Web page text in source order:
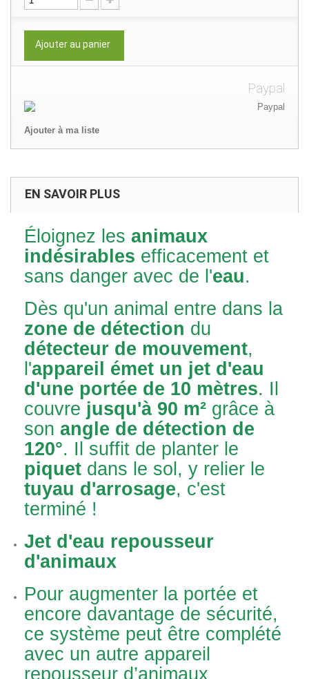
Ajouter au panier
Paypal
Ajouter à ma liste
EN SAVOIR PLUS
Éloignez les animaux
indésirables efficacement et
sans danger avec de l'eau.
Dès qu'un animal entre dans la
zone de détection du
détecteur de mouvement,
l'appareil émet un jet d'eau
d'une portée de 10 mètres. Il
couvre jusqu'à 90 m² grâce à
son angle de détection de
120°. Il suffit de planter le
piquet dans le sol, y relier le
tuyau d'arrosage, c'est
terminé !
Jet d'eau repousseur
d'animaux
Pour augmenter la portée et
encore davantage de sécurité,
ce système peut être complété
avec un autre appareil
repousseur d’animaux